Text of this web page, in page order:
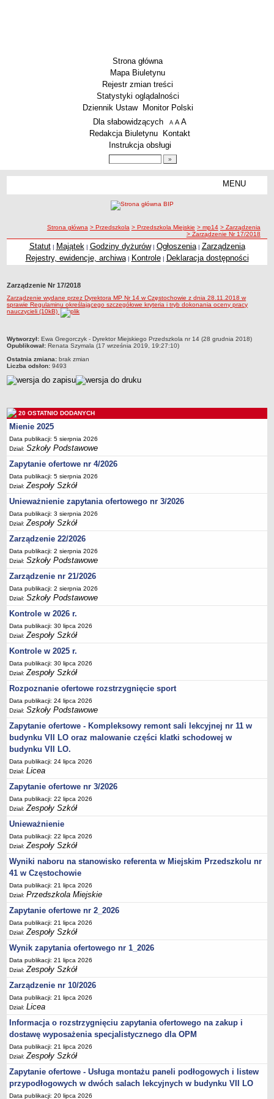
Strona główna
Mapa Biuletynu
Rejestr zmian treści
Statystyki oglądalności
Dziennik Ustaw
Monitor Polski
Menu dodatkowe
Dla słabowidzących A pomniejsz czcionkę
A standardowy rozmiar czcionki
A
Redakcja Biuletynu
Kontakt
Instrukcja obsługi
MENU
Zespoły Szkół
Techniczne Zakłady Naukowe
Przedszkola Miejskie
ARCHIWUM SZKÓŁ I PLACÓWEK
Zlikwidowane gimnazja
Wielofunkcyjna Placówka
SPECJALNE OŚRODKI SZKOLNO-WYCHOWAWCZE
Specjalny Ośrodek nr 1
Dane podstawowe
Majątek
Godziny dyżurów
Ogłoszenie
Zarządzenia
Kontrole
Rejestry, ewidencje, archiwa
Sprawozdania
Deklaracja dostępności
PORADNIE PSYCHOLOGICZNO-PEDAGOGICZNE
Zespół Poradni
BIURO FINANSÓW OŚWIATY
Dane podstawowe
Statut
Majątek
Godziny dyżurów
Ogłoszenia
Zarządzenia
Rejestry, ewidencje, archiwa
Kontrole
PONOWNE WYKORZYSTYWANIE
Sprawozdania
Deklaracja dostępności
DEKLARACJA DOSTĘPNOŚCI
OŚWIADCZENIA MAJĄTKOWE
PONOWNE WYKORZYSTYWANIE
UDOSTĘPNIANIE INFORMACJI PUBLICZNEJ
OCHRONA DANYCH OSOBOWYCH
ścieżka nawigacji
Strona główna > Przedszkola > Przedszkola Miejskie > mp14 > Zarządzenia
> Zarządzenie Nr 17/2018
Statut| Majątek | Godziny dyżurów| Ogłoszenia| Zarządzenia
Rejestry, ewidencje, archiwa| Kontrole| Deklaracja dostępności
Zarządzenie Nr 17/2018
Zarządzenie wydane przez Dyrektora MP Nr 14 w Częstochowie z dnia 28.11.2018 w
sprawie Regulaminu określającego szczegółowe kryteria i tryb dokonania oceny pracy
nauczycieli (10kB)
metryczka
Wytworzył: Ewa Gregorczyk - Dyrektor Miejskiego Przedszkola nr 14 (28 grudnia 2018)
Opublikował: Renata Szymala (17 września 2019, 19:27:10)
Ostatnia zmiana: brak zmian
Liczba odsłon: 9493
20 OSTATNIO DODANYCH
Mienie 2025
Data publikacji: 5 sierpnia 2026
Dział:Szkoły Podstawowe
Zapytanie ofertowe nr 4/2026
Data publikacji: 5 sierpnia 2026
Dział:Zespoły Szkół
Unieważnienie zapytania ofertowego nr 3/2026
Data publikacji: 3 sierpnia 2026
Dział:Zespoły Szkół
Zarządzenie 22/2026
Data publikacji: 2 sierpnia 2026
Dział:Szkoły Podstawowe
Zarządzenie nr 21/2026
Data publikacji: 2 sierpnia 2026
Dział:Szkoły Podstawowe
Kontrole w 2026 r.
Data publikacji: 30 lipca 2026
Dział:Zespoły Szkół
Kontrole w 2025 r.
Data publikacji: 30 lipca 2026
Dział:Zespoły Szkół
Rozpoznanie ofertowe rozstrzygnięcie sport
Data publikacji: 24 lipca 2026
Dział:Szkoły Podstawowe
Zapytanie ofertowe - Kompleksowy remont sali lekcyjnej nr 11 w
budynku VII LO oraz malowanie części klatki schodowej w
budynku VII LO.
Data publikacji: 24 lipca 2026
Dział:Licea
Zapytanie ofertowe nr 3/2026
Data publikacji: 22 lipca 2026
Dział:Zespoły Szkół
Unieważnienie
Data publikacji: 22 lipca 2026
Dział:Zespoły Szkół
Wyniki naboru na stanowisko referenta w Miejskim Przedszkolu nr
41 w Częstochowie
Data publikacji: 21 lipca 2026
Dział:Przedszkola Miejskie
Zapytanie ofertowe nr 2_2026
Data publikacji: 21 lipca 2026
Dział:Zespoły Szkół
Wynik zapytania ofertowego nr 1_2026
Data publikacji: 21 lipca 2026
Dział:Zespoły Szkół
Zarządzenie nr 10/2026
Data publikacji: 21 lipca 2026
Dział:Licea
Informacja o rozstrzygnięciu zapytania ofertowego na zakup i
dostawę wyposażenia specjalistycznego dla OPM
Data publikacji: 21 lipca 2026
Dział:Zespoły Szkół
Zapytanie ofertowe - Usługa montażu paneli podłogowych i listew
przypodłogowych w dwóch salach lekcyjnych w budynku VII LO
Data publikacji: 20 lipca 2026